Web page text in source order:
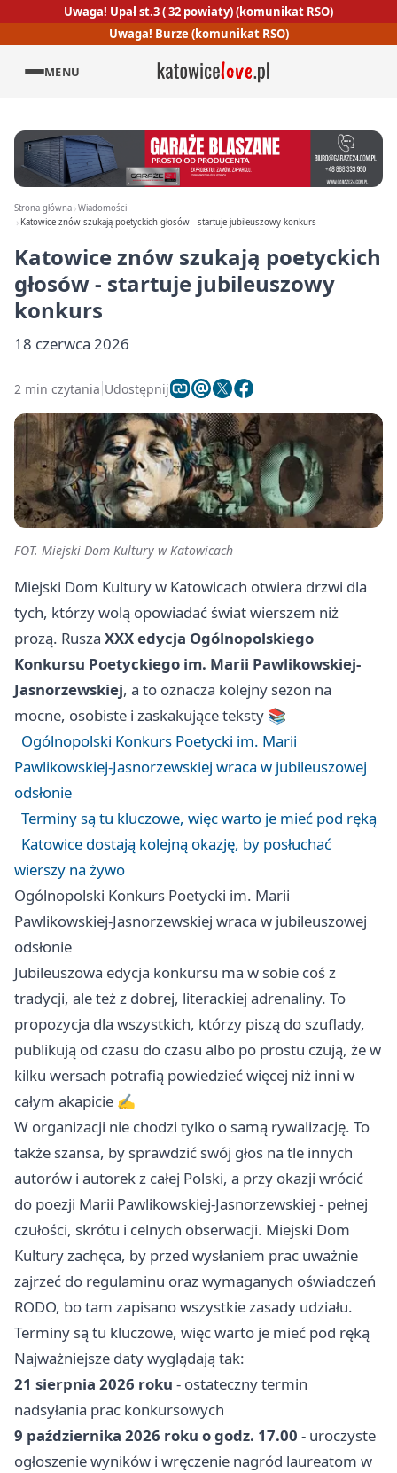
Uwaga! Upał st.3 ( 32 powiaty) (komunikat RSO)
Uwaga! Burze (komunikat RSO)
MENU
Strona główna Wiadomości
Katowice znów szukają poetyckich głosów - startuje jubileuszowy konkurs
Katowice znów szukają poetyckich
głosów - startuje jubileuszowy
konkurs
18 czerwca 2026
2 min czytania Udostępnij
FOT. Miejski Dom Kultury w Katowicach
Miejski Dom Kultury w Katowicach otwiera drzwi dla
tych, którzy wolą opowiadać świat wierszem niż
prozą. Rusza XXX edycja Ogólnopolskiego
Konkursu Poetyckiego im. Marii Pawlikowskiej-
Jasnorzewskiej, a to oznacza kolejny sezon na
mocne, osobiste i zaskakujące teksty 📚
Ogólnopolski Konkurs Poetycki im. Marii
Pawlikowskiej-Jasnorzewskiej wraca w jubileuszowej
odsłonie
Terminy są tu kluczowe, więc warto je mieć pod ręką
Katowice dostają kolejną okazję, by posłuchać
wierszy na żywo
Ogólnopolski Konkurs Poetycki im. Marii
Pawlikowskiej-Jasnorzewskiej wraca w jubileuszowej
odsłonie
Jubileuszowa edycja konkursu ma w sobie coś z
tradycji, ale też z dobrej, literackiej adrenaliny. To
propozycja dla wszystkich, którzy piszą do szuflady,
publikują od czasu do czasu albo po prostu czują, że w
kilku wersach potrafią powiedzieć więcej niż inni w
całym akapicie ✍️
W organizacji nie chodzi tylko o samą rywalizację. To
także szansa, by sprawdzić swój głos na tle innych
autorów i autorek z całej Polski, a przy okazji wrócić
do poezji Marii Pawlikowskiej-Jasnorzewskiej - pełnej
czułości, skrótu i celnych obserwacji. Miejski Dom
Kultury zachęca, by przed wysłaniem prac uważnie
zajrzeć do regulaminu oraz wymaganych oświadczeń
RODO, bo tam zapisano wszystkie zasady udziału.
Terminy są tu kluczowe, więc warto je mieć pod ręką
Najważniejsze daty wyglądają tak:
21 sierpnia 2026 roku - ostateczny termin
nadsyłania prac konkursowych
9 października 2026 roku o godz. 17.00 - uroczyste
ogłoszenie wyników i wręczenie nagród laureatom w